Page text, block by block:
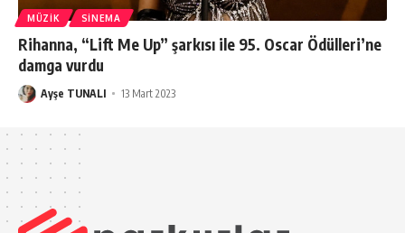
MÜZIK SINEMA
Rihanna, “Lift Me Up” şarkısı ile 95. Oscar Ödülleri’ne
damga vurdu
Ayşe TUNALI 13 Mart 2023